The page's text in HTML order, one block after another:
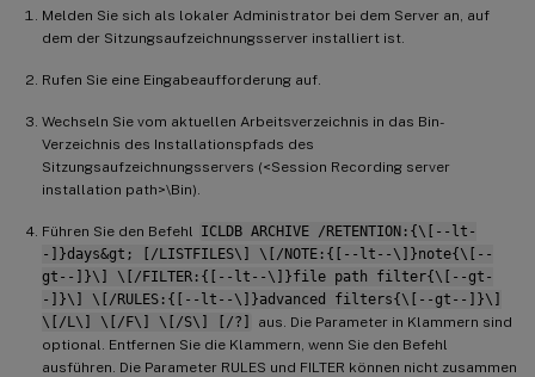
Melden Sie sich als lokaler Administrator bei dem Server an, auf
dem der Sitzungsaufzeichnungsserver installiert ist.
Rufen Sie eine Eingabeaufforderung auf.
Wechseln Sie vom aktuellen Arbeitsverzeichnis in das Bin-
Verzeichnis des Installationspfads des
Sitzungsaufzeichnungsservers (<Session Recording server
installation path>\Bin).
Führen Sie den Befehl
ICLDB ARCHIVE /RETENTION:{\[--lt-
-]}days&gt; [/LISTFILES\] \[/NOTE:{[--lt--\]}note{\[--
gt--]}\] \[/FILTER:{[--lt--\]}file path filter{\[--gt-
-]}\] \[/RULES:{[--lt--\]}advanced filters{\[--gt--]}\]
\[/L\] \[/F\] \[/S\] [/?]
aus. Die Parameter in Klammern sind
optional. Entfernen Sie die Klammern, wenn Sie den Befehl
ausführen. Die Parameter RULES und FILTER können nicht zusammen